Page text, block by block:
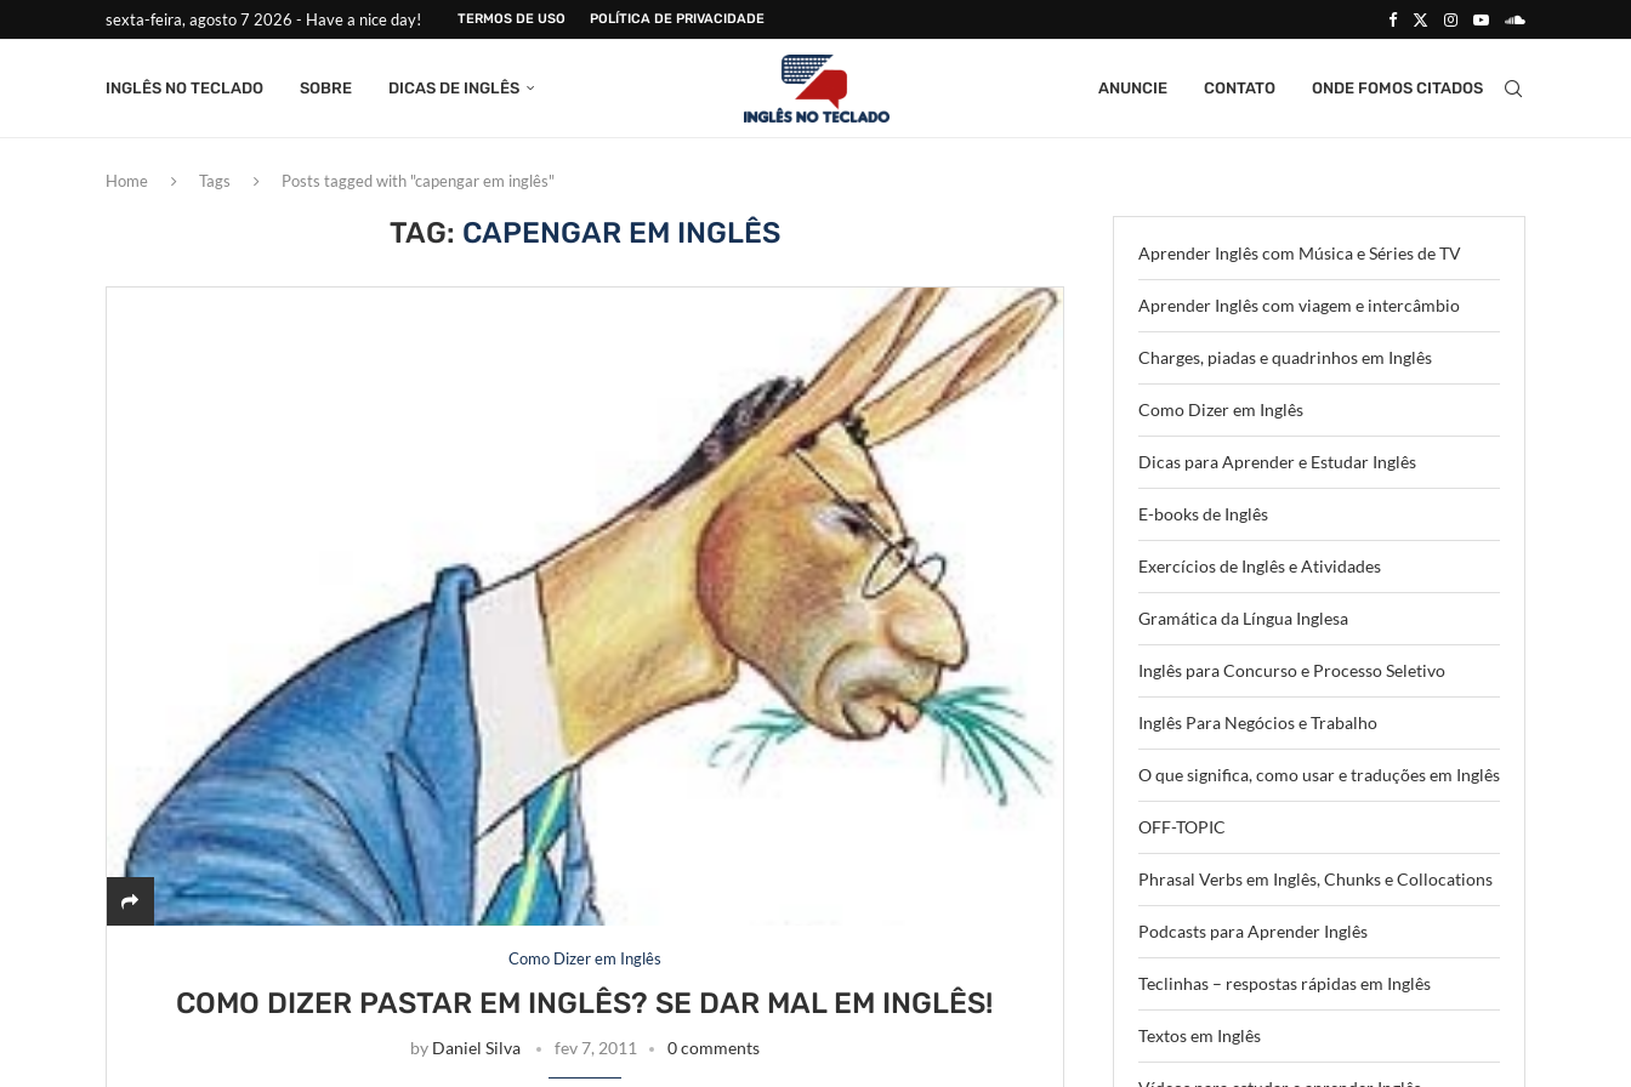
sexta-feira, agosto 7 2026 - Have a nice day! TERMOS DE USO POLÍTICA DE PRIVACIDADE
INGLÊS NO TECLADO SOBRE DICAS DE INGLÊS ANUNCIE CONTATO ONDE FOMOS CITADOS
Home Tags Posts tagged with "capengar em inglês"
TAG: CAPENGAR EM INGLÊS
Como Dizer em Inglês
COMO DIZER PASTAR EM INGLÊS? SE DAR MAL EM INGLÊS!
by Daniel Silva fev 7, 2011 0 comments
Aprender Inglês com Música e Séries de TV
Aprender Inglês com viagem e intercâmbio
Charges, piadas e quadrinhos em Inglês
Como Dizer em Inglês
Dicas para Aprender e Estudar Inglês
E-books de Inglês
Exercícios de Inglês e Atividades
Gramática da Língua Inglesa
Inglês para Concurso e Processo Seletivo
Inglês Para Negócios e Trabalho
O que significa, como usar e traduções em Inglês
OFF-TOPIC
Phrasal Verbs em Inglês, Chunks e Collocations
Podcasts para Aprender Inglês
Teclinhas – respostas rápidas em Inglês
Textos em Inglês